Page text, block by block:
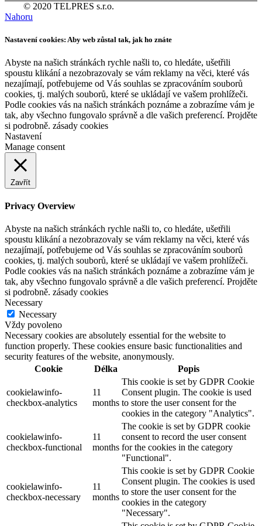
© 2020 TELPRES s.r.o.
Nahoru
Nastavení cookies: Aby web zůstal tak, jak ho znáte
Abyste na našich stránkách rychle našli to, co hledáte, ušetřili
spoustu klikání a nezobrazovaly se vám reklamy na věci, které vás
nezajímají, potřebujeme od Vás souhlas se zpracováním souborů
cookies, tj. malých souborů, které se ukládají ve vašem prohlížeči.
Podle cookies vás na našich stránkách poznáme a zobrazíme vám je
tak, aby všechno fungovalo správně a dle vašich preferencí. Projděte
si podrobně. zásady cookies
Nastavení
Manage consent
Zavřít
Privacy Overview
Abyste na našich stránkách rychle našli to, co hledáte, ušetřili
spoustu klikání a nezobrazovaly se vám reklamy na věci, které vás
nezajímají, potřebujeme od Vás souhlas se zpracováním souborů
cookies, tj. malých souborů, které se ukládají ve vašem prohlížeči.
Podle cookies vás na našich stránkách poznáme a zobrazíme vám je
tak, aby všechno fungovalo správně a dle vašich preferencí. Projděte
si podrobně. zásady cookies
Necessary
Necessary
Vždy povoleno
Necessary cookies are absolutely essential for the website to
function properly. These cookies ensure basic functionalities and
security features of the website, anonymously.
Cookie
Délka Popis
cookielawinfo-
checkbox-analytics
11
months
This cookie is set by GDPR Cookie
Consent plugin. The cookie is used
to store the user consent for the
cookies in the category "Analytics".
cookielawinfo-
checkbox-functional
11
months
The cookie is set by GDPR cookie
consent to record the user consent
for the cookies in the category
"Functional".
cookielawinfo-
checkbox-necessary
11
months
This cookie is set by GDPR Cookie
Consent plugin. The cookies is used
to store the user consent for the
cookies in the category
"Necessary".